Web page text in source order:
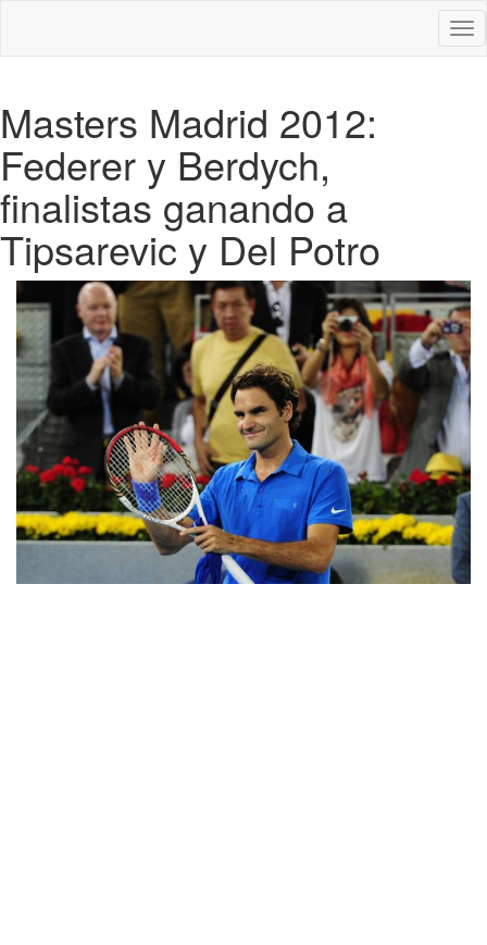
Masters Madrid 2012:
Federer y Berdych,
finalistas ganando a
Tipsarevic y Del Potro